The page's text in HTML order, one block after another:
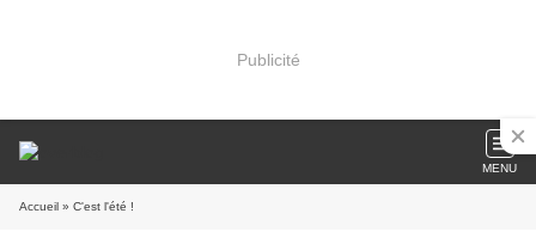
Publicité
MENU
Accueil » C'est l'été !